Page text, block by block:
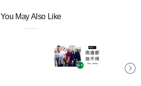
You May Also Like